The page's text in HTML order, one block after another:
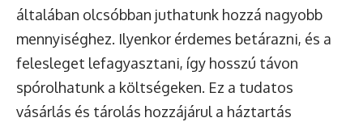
általában olcsóbban juthatunk hozzá nagyobb
mennyiséghez. Ilyenkor érdemes betárazni, és a
felesleget lefagyasztani, így hosszú távon
spórolhatunk a költségeken. Ez a tudatos
vásárlás és tárolás hozzájárul a háztartás